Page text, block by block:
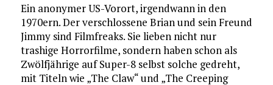
Ein anonymer US-Vorort, irgendwann in den
1970ern. Der verschlossene Brian und sein Freund
Jimmy sind Filmfreaks. Sie lieben nicht nur
trashige Horrorfilme, sondern haben schon als
Zwölfjährige auf Super-8 selbst solche gedreht,
mit Titeln wie „The Claw“ und „The Creeping